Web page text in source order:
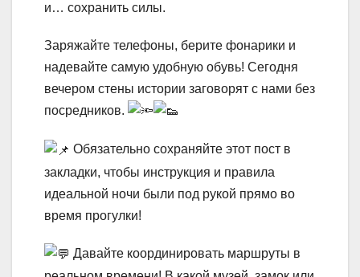
и… сохранить силы.
Заряжайте телефоны, берите фонарики и
надевайте самую удобную обувь! Сегодня
вечером стены истории заговорят с нами без
посредников.
Обязательно сохраняйте этот пост в
закладки, чтобы инструкция и правила
идеальной ночи были под рукой прямо во
время прогулки!
Давайте координировать маршруты в